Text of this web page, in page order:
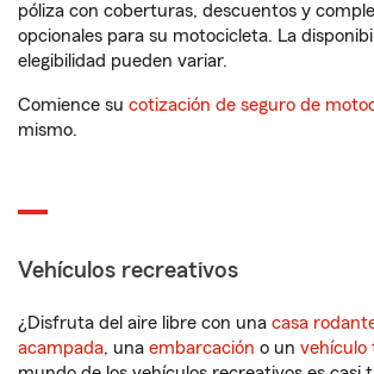
póliza con coberturas, descuentos y
opcionales para su motocicleta. La
elegibilidad pueden variar.
Comience su cotización de seguro de
mismo.
Vehículos recreativos
¿Disfruta del aire libre con una casa
acampada, una embarcación o un vehículo